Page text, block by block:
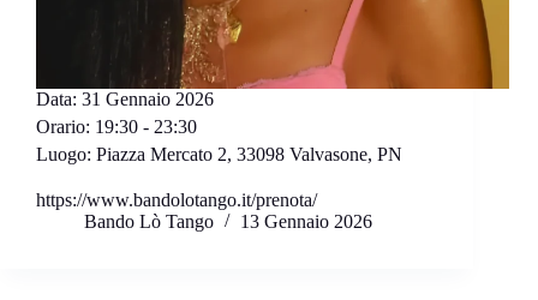
Data: 31 Gennaio 2026
Orario: 19:30 - 23:30
Luogo: Piazza Mercato 2, 33098 Valvasone, PN
https://www.bandolotango.it/prenota/
Bando Lò Tango
13 Gennaio 2026